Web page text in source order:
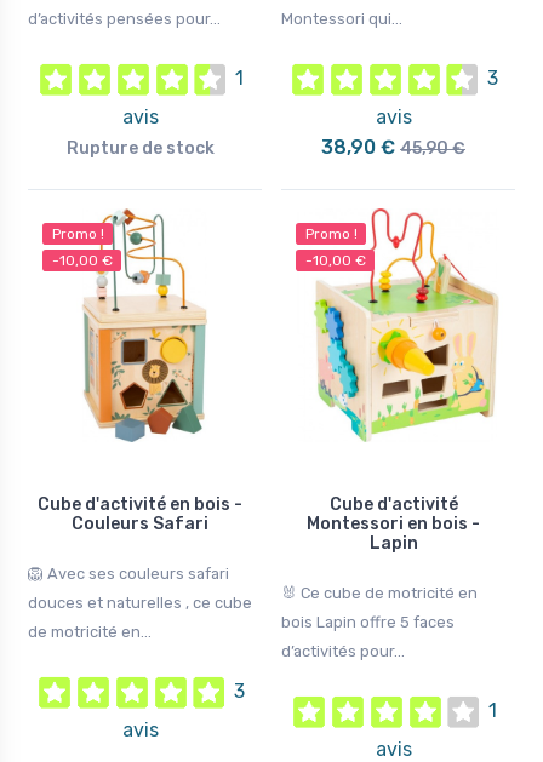
d’activités pensées pour...
1
avis
Rupture de stock
Montessori qui...
3
avis
38,90 € 45,90 €
Promo !
-10,00 €
Cube d'activité en bois -
Couleurs Safari
🦁 Avec ses couleurs safari
douces et naturelles , ce cube
de motricité en...
3
avis
Promo !
-10,00 €
Cube d'activité
Montessori en bois -
Lapin
🐰 Ce cube de motricité en
bois Lapin offre 5 faces
d’activités pour...
1
avis